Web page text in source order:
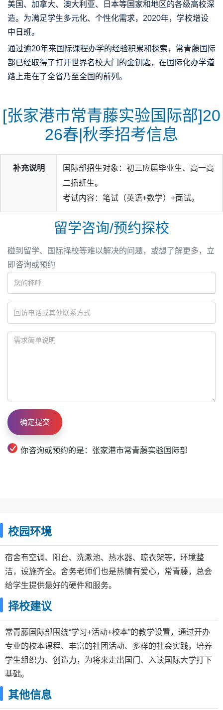
美国、加拿大、澳大利亚、日本等国家和地区的各级高校深
造。为满足学生多元化、个性化需求，2020年，学校增设
中日班。
通过逾20年来国际课程办学的经验积累和探索，常青藤国际
部已经取得了打开世界名校大门的金钥匙，在国际化办学道
路上走在了全省乃至全国的前列。
[张家港市常青藤实验国际部]20
26春|秋季招考信息
补充说明
国际部招生对象：初三应届毕业生、高一高
二插班生。
考试内容：笔试（英语+数学）+面试。
留学咨询/预约探校
碰到留学、国际择校等难以解决的问题，或想了解更多，立
即咨询或预约
你咨询或预约的是：张家港市常青藤实验国际部
校园环境
宿舍有空调、阳台、洗漱池、热水器、晾衣架等，环境整
洁，设施齐全。舍务老师们也是热情有爱心，常青藤，总会
给学生提供最好的硬件和服务。
择校建议
常青藤国际部围绕“学习+活动+校本”的教学设置，通过开办
专业的校本课程、丰富的社团活动、多样的社会实践，培养
学生组织力、创造力，为将来走出国门、入读国际大学打下
基础。
其他信息